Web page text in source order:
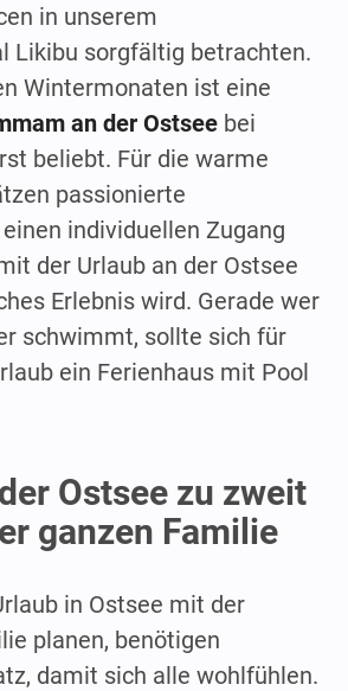
in unserem
Likibu sorgfältig betrachten.
Wintermonaten ist eine
an der Ostsee bei
beliebt. Für die warme
passionierte
individuellen Zugang
der Urlaub an der Ostsee
Erlebnis wird. Gerade wer
schwimmt, sollte sich für
ein Ferienhaus mit Pool
Ostsee zu zweit
ganzen Familie
in Ostsee mit der
planen, benötigen
damit sich alle wohlfühlen.